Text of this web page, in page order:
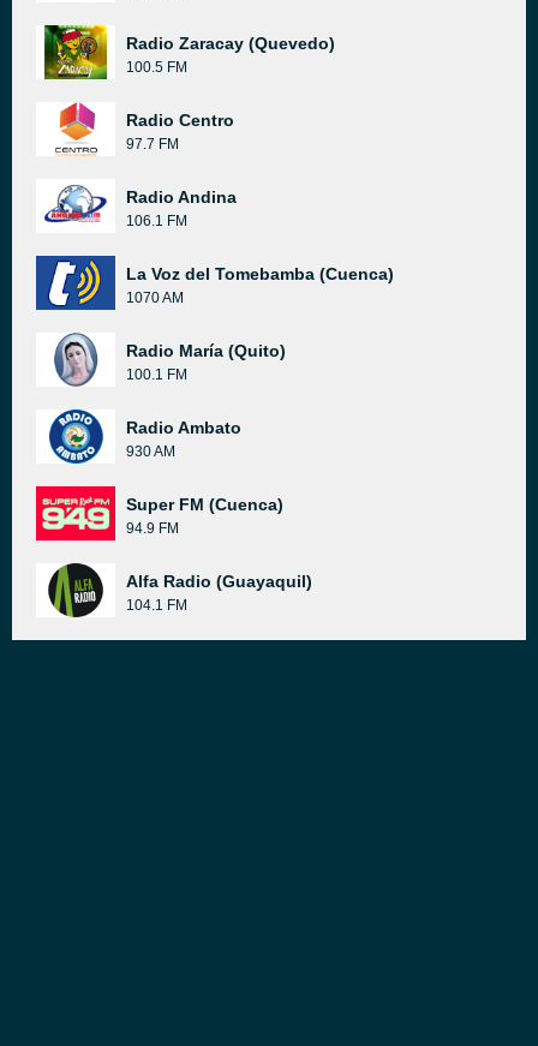
Radio Zaracay (Quevedo)
100.5 FM
Radio Centro
97.7 FM
Radio Andina
106.1 FM
La Voz del Tomebamba (Cuenca)
1070 AM
Radio María (Quito)
100.1 FM
Radio Ambato
930 AM
Super FM (Cuenca)
94.9 FM
Alfa Radio (Guayaquil)
104.1 FM